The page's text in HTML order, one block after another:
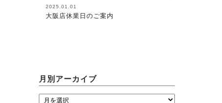
2025.01.01
大阪店休業日のご案内
月別アーカイブ